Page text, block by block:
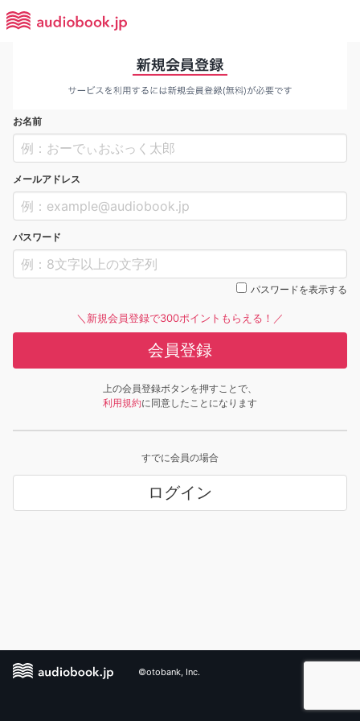
お名前
メールアドレス
パスワード
パスワードを表示する
＼新規会員登録で300ポイントもらえる！／
会員登録
上の会員登録ボタンを押すことで、
利用規約に同意したことになります
すでに会員の場合
ログイン
©otobank, Inc.